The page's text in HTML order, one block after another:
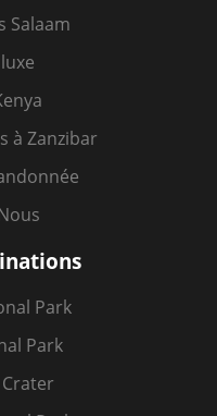
Salaam
à Zanzibar
Park
Park